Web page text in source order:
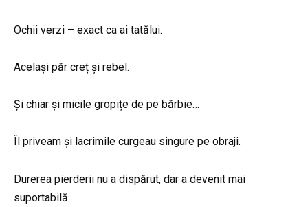
Ochii verzi – exact ca ai tatălui.
Același păr creț și rebel.
Și chiar și micile gropițe de pe bărbie…
Îl priveam și lacrimile curgeau singure pe obraji.
Durerea pierderii nu a dispărut, dar a devenit mai
suportabilă.